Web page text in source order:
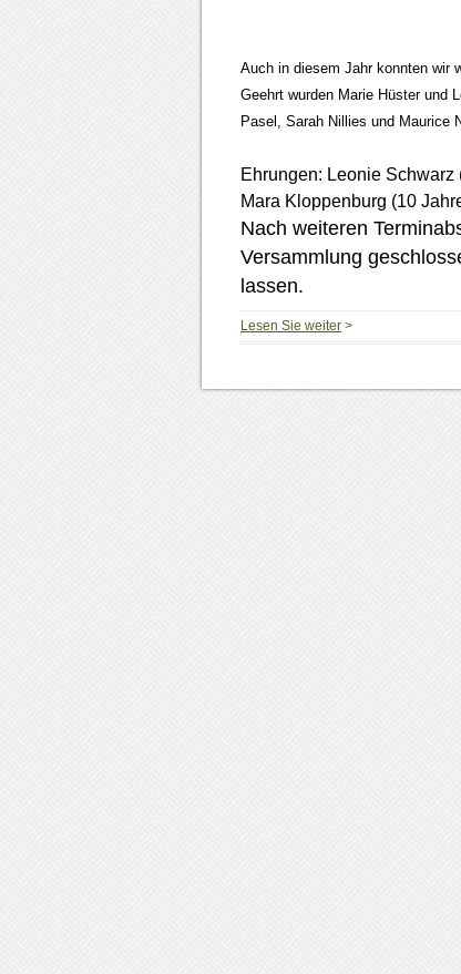
Auch in diesem Jahr konnten wir
Geehrt wurden Marie Hüster und
Pasel, Sarah Nillies und Maurice
Ehrungen: Leonie
Mara Kloppenburg (10
Nach weiteren
Versammlung
lassen.
Lesen Sie weiter >